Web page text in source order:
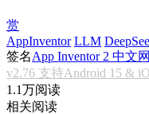
赏
AppInventor LLM
签名App Inventor 2 中文网
v2.76 支持Android 15 &
1.1万阅读
相关阅读